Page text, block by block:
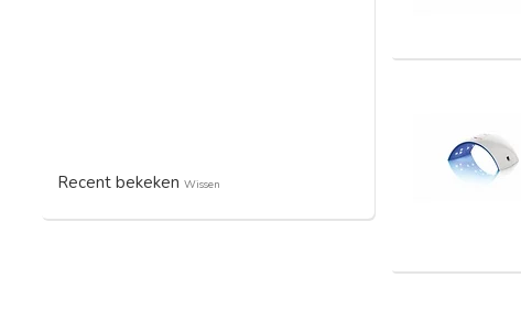
Recent bekeken Wissen